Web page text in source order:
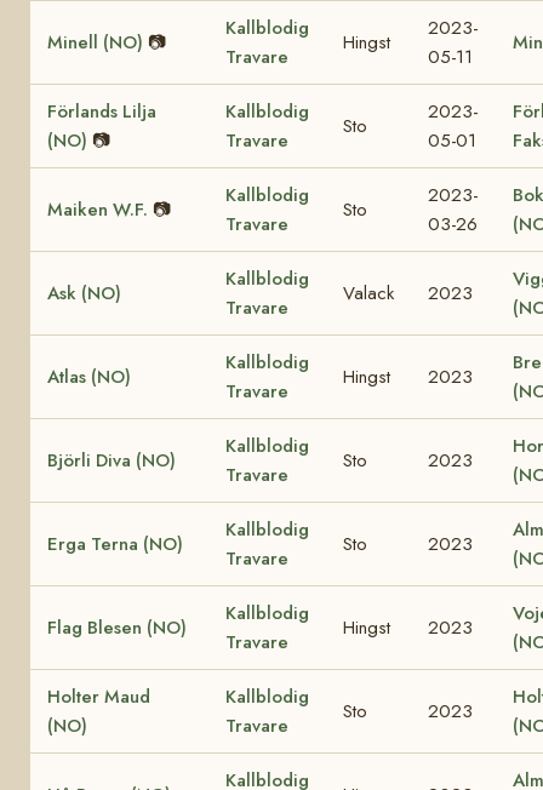
Minell (NO) 📷
Kallblodig
Travare
Hingst
2023-
05-11
Förlands Lilja
(NO) 📷
Kallblodig
Travare
Sto
2023-
05-01
Maiken W.F. 📷
Kallblodig
Travare
Sto
2023-
03-26
Ask (NO)
Kallblodig
Travare
Valack 2023
Atlas (NO)
Kallblodig
Travare
Hingst 2023
Björli Diva (NO)
Kallblodig
Travare
Sto 2023
Erga Terna (NO)
Kallblodig
Travare
Sto 2023
Flag Blesen (NO)
Kallblodig
Travare
Hingst 2023
Holter Maud
(NO)
Kallblodig
Travare
Sto 2023
Kallblodig